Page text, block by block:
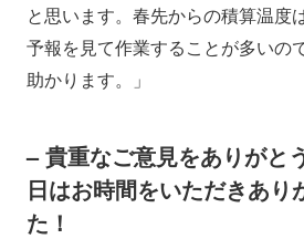
と思います。春先からの積算温度
予報を見て作業することが多いの
助かります。」
– 貴重なご意見をありがと
日はお時間をいただきあり
た！